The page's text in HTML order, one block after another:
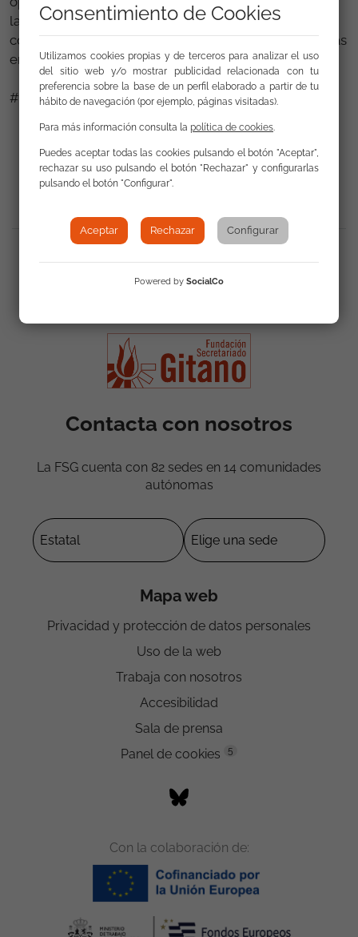
la educación como motor de transformación, así
como para continuar acompañando a los niños y niñas
en su desarrollo personal, académico y social.
#FondosEuropeos
Volver a Actualidad
Compartir:
Contacta con nosotros
La FSG cuenta con 82 sedes en 14 comunidades
autónomas
Mapa web
Privacidad y protección de datos personales
Uso de la web
Trabaja con nosotros
Accesibilidad
Sala de prensa
Panel de cookies
5
Con la colaboración de:
Consentimiento de Cookies
Utilizamos cookies propias y de terceros para analizar el uso
del sitio web y/o mostrar publicidad relacionada con tu
preferencia sobre la base de un perfil elaborado a partir de tu
hábito de navegación (por ejemplo, páginas visitadas).
Para más información consulta la política de cookies.
Puedes aceptar todas las cookies pulsando el botón "Aceptar",
rechazar su uso pulsando el botón "Rechazar" y configurarlas
pulsando el botón "Configurar".
Aceptar Rechazar Configurar
Powered by SocialCo